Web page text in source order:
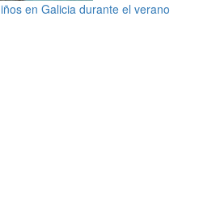
en Galicia durante el verano